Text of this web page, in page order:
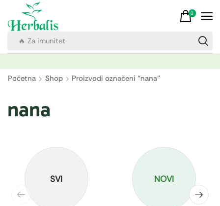
🔥 Za imunitet
0
Početna Shop Proizvodi označeni “nana”
nana
SVI NOVI